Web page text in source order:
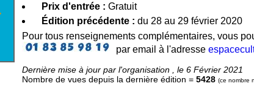
Prix d'entrée : Gratuit
Édition précédente : du 28 au 29 février 2020
Pour tous renseignements complémentaires, vous
par email à l'adresse
Dernière mise à jour par l'organisation , le 6 Février 2021
Nombre de vues depuis la dernière édition = 5428 (ce nombre